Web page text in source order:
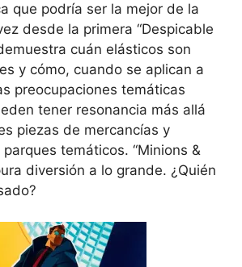
que podría ser la mejor de la
desde la primera “Despicable
cuán elásticos son
y cómo, cuando se aplican a
preocupaciones temáticas
tener resonancia más allá
piezas de mercancías y
temáticos. “Minions &
diversión a lo grande. ¿Quién